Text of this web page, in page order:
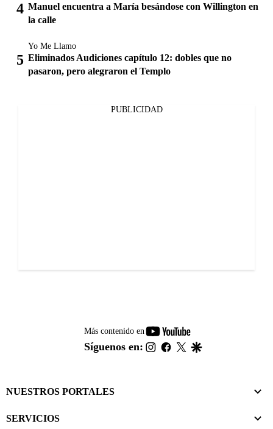
Manuel encuentra a María besándose con Willington en
la calle
Yo Me Llamo
Eliminados Audiciones capítulo 12: dobles que no
pasaron, pero alegraron el Templo
PUBLICIDAD
Más contenido en
youtube-
footer
Síguenos en: instagram
facebook
twitter
NUESTROS PORTALES
SERVICIOS